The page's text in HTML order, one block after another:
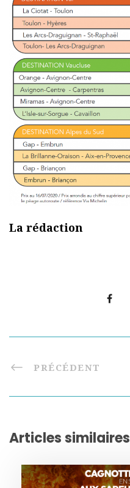
La rédaction
PRÉCÉDENT
Articles similaires